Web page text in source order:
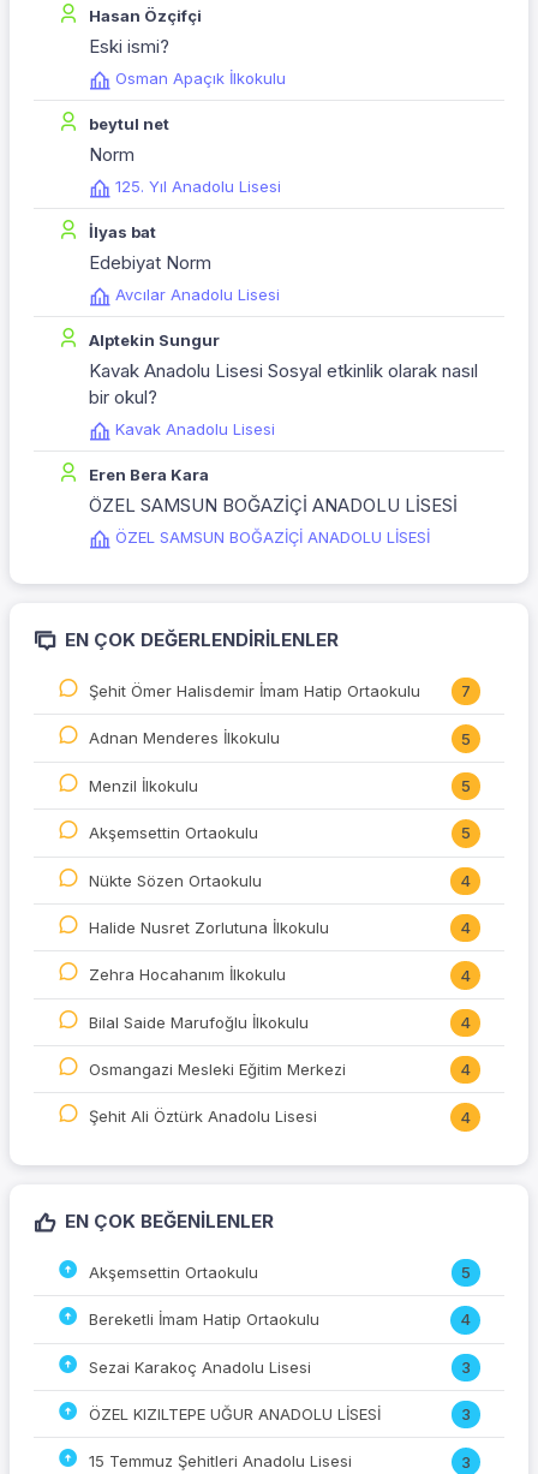
Hasan Özçifçi
Eski ismi?
Osman Apaçık İlkokulu
beytul net
Norm
125. Yıl Anadolu Lisesi
İlyas bat
Edebiyat Norm
Avcılar Anadolu Lisesi
Alptekin Sungur
Kavak Anadolu Lisesi Sosyal etkinlik olarak nasıl
bir okul?
Kavak Anadolu Lisesi
Eren Bera Kara
ÖZEL SAMSUN BOĞAZİÇİ ANADOLU LİSESİ
ÖZEL SAMSUN BOĞAZİÇİ ANADOLU LİSESİ
EN ÇOK DEĞERLENDIRILENLER
Şehit Ömer Halisdemir İmam Hatip Ortaokulu 7
Adnan Menderes İlkokulu 5
Menzil İlkokulu 5
Akşemsettin Ortaokulu 5
Nükte Sözen Ortaokulu 4
Halide Nusret Zorlutuna İlkokulu 4
Zehra Hocahanım İlkokulu 4
Bilal Saide Marufoğlu İlkokulu 4
Osmangazi Mesleki Eğitim Merkezi 4
Şehit Ali Öztürk Anadolu Lisesi 4
EN ÇOK BEĞENILENLER
Akşemsettin Ortaokulu 5
Bereketli İmam Hatip Ortaokulu 4
Sezai Karakoç Anadolu Lisesi 3
ÖZEL KIZILTEPE UĞUR ANADOLU LİSESİ 3
15 Temmuz Şehitleri Anadolu Lisesi 3